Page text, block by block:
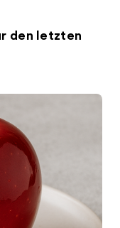
den letzten